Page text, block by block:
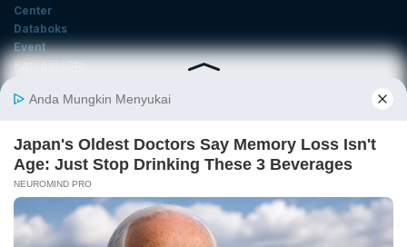
Center
Databoks
Event
KatadataOto
Email
Daftar